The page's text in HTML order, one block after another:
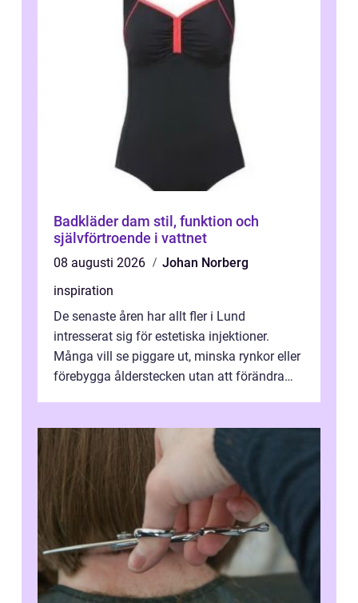
Badkläder dam stil, funktion och
självförtroende i vattnet
08 augusti 2026
Johan Norberg
inspiration
De senaste åren har allt fler i Lund
intresserat sig för estetiska injektioner.
Många vill se piggare ut, minska rynkor eller
förebygga ålderstecken utan att förändra